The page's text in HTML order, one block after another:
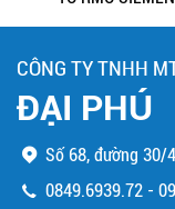
CÔNG TY TNHH
ĐẠI PHÚ
Số 68, đường 30/
0849.6939.72 -